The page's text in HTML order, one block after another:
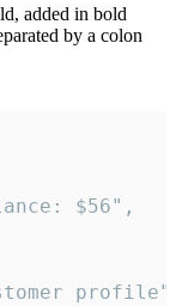
added in bold
by a colon
$56",